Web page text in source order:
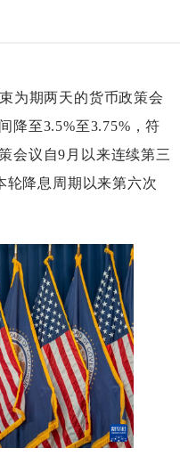
期两天的货币政策会
降至3.5%至3.75%，符
会议自9月以来连续第三
轮降息周期以来第六次